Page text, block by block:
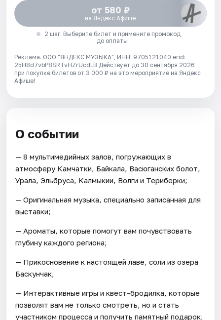
от 580 ₽
на Яндекс Афише
2 шаг. Выберите билет и примените промокод
до оплаты
Реклама. ООО "ЯНДЕКС МУЗЫКА", ИНН: 9705121040 erid:
25H8d7vbP8SRTvHZrUcdLB Действует до 30 сентября 2026
при покупке билетов от 3 000 ₽ на это мероприятие на Яндекс
Афише!
О событии
— 8 мультимедийных залов, погружающих в
атмосферу Камчатки, Байкала, Васюганских болот,
Урала, Эльбруса, Калмыкии, Волги и Териберки;
— Оригинальная музыка, специально записанная для
выставки;
— Ароматы, которые помогут вам почувствовать
глубину каждого региона;
— Прикосновение к настоящей лаве, соли из озера
Баскунчак;
— Интерактивные игры и квест-бродилка, которые
позволят вам не только смотреть, но и стать
участником процесса и получить памятный подарок;